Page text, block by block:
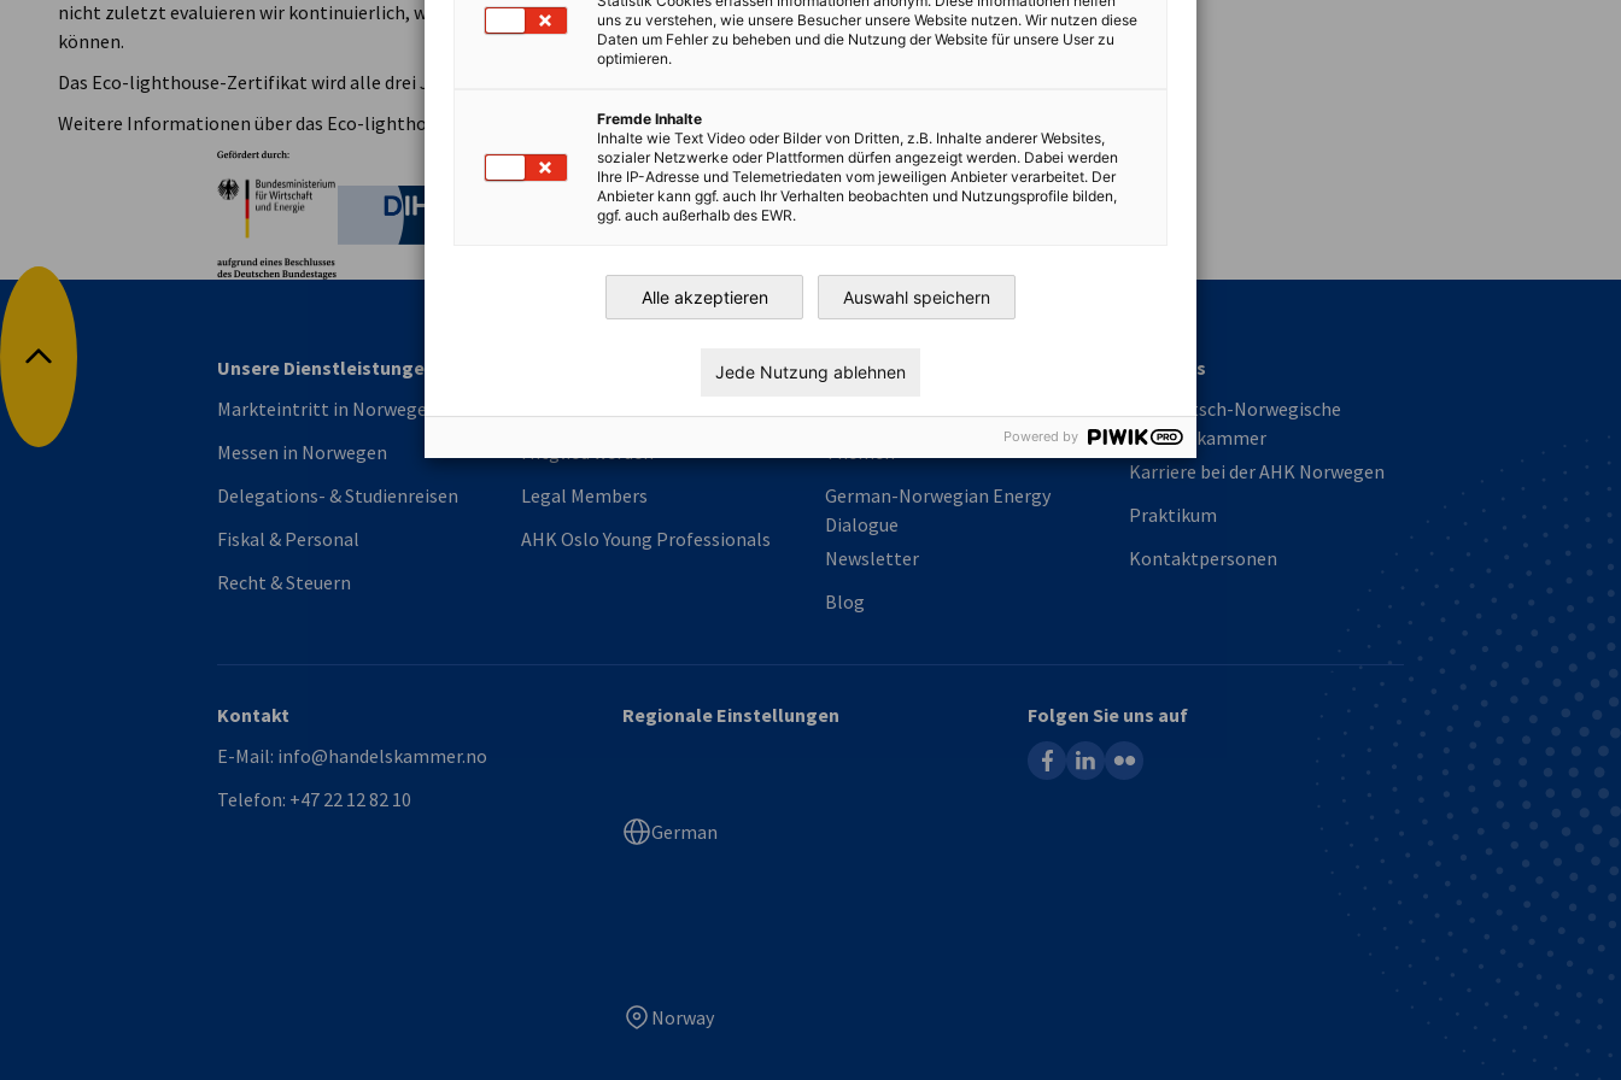
nicht zuletzt evaluieren wir kontinuierlich, wie wir uns im Bereich Nachhaltigkeit weiter verbessern
können.
Das Eco-lighthouse-Zertifikat wird alle drei Jahre überprüft; das nächste Mal im Januar 2026.
Weitere Informationen über das Eco-lighthouse-Zertifikat und dessen Stiftung finden Sie
Bundesministerium für Wirtschaft und Energie
Deutsche Industrie- und Handelskammer
Industrie- und Handelskammer
AHK.de
Germany Trade & Invest
Nach oben
Unsere Dienstleistungen
Markteintritt in Norwegen
Messen in Norwegen
Delegations- & Studienreisen
Fiskal & Personal
Recht & Steuern
Mitglied werden
Legal Members
AHK Oslo Young Professionals
Weitere Leistungen
Themen
German-Norwegian Energy
Dialogue
Newsletter
Blog
Über uns
Die Deutsch-Norwegische
Handelskammer
Karriere bei der AHK Norwegen
Praktikum
Kontaktpersonen
Kontakt
E-Mail: info@handelskammer.no
Telefon: +47 22 12 82 10
Regionale Einstellungen
German
Norway
Folgen Sie uns auf
facebooklinkedin
flickr
uns zu verstehen, wie unsere Besucher unsere Website nutzen. Wir nutzen diese
Daten um Fehler zu beheben und die Nutzung der Website für unsere User zu
optimieren.
Fremde Inhalte
Inhalte wie Text Video oder Bilder von Dritten, z.B. Inhalte anderer Websites,
sozialer Netzwerke oder Plattformen dürfen angezeigt werden. Dabei werden
Ihre IP-Adresse und Telemetriedaten vom jeweiligen Anbieter verarbeitet. Der
Anbieter kann ggf. auch Ihr Verhalten beobachten und Nutzungsprofile bilden,
ggf. auch außerhalb des EWR.
Alle akzeptieren Auswahl speichern
Jede Nutzung ablehnen
Powered by